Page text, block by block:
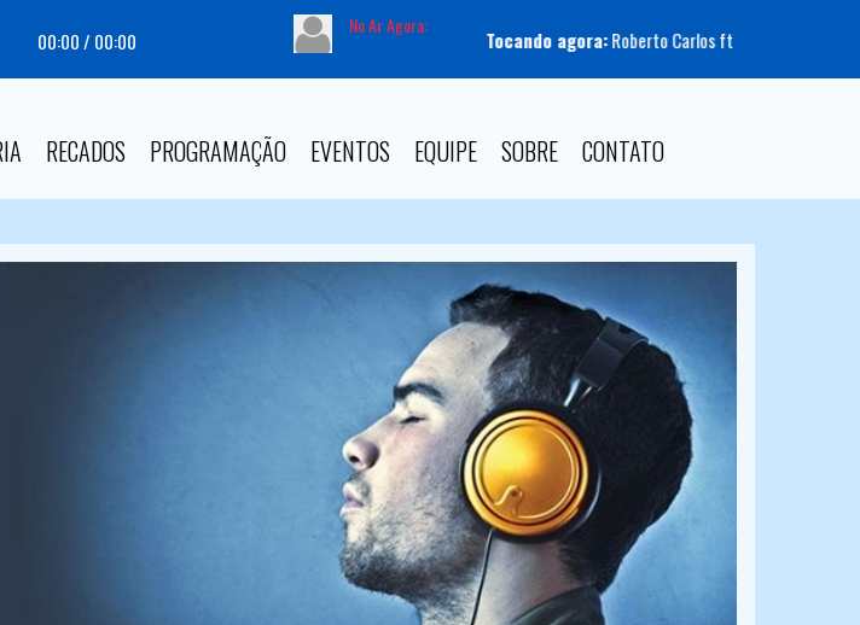
00:00/ 00:00
No Ar Agora:
Tocando agora:Roberto Carlos ft Chitãozinho Xororó -
RECADOS PROGRAMAÇÃO EVENTOS EQUIPE SOBRE CONTATO